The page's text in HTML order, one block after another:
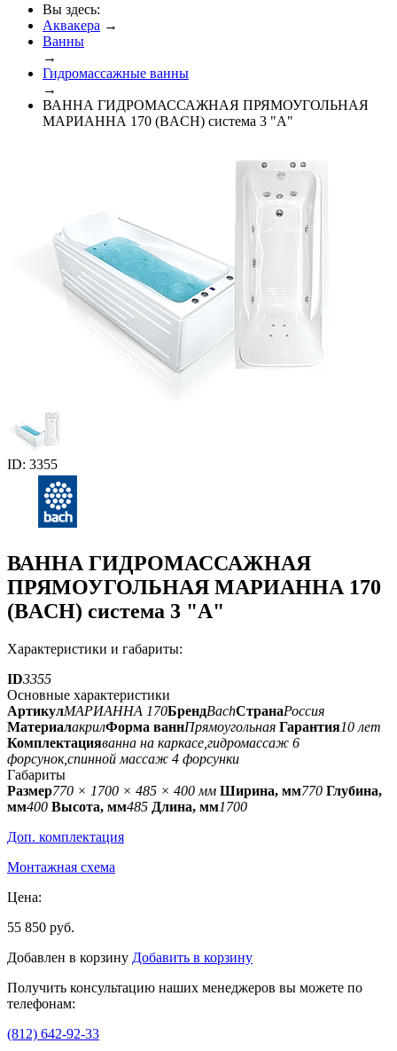
Вы здесь:
Аквакера →
Ванны
→
Гидромассажные ванны
→
ВАННА ГИДРОМАССАЖНАЯ ПРЯМОУГОЛЬНАЯ
МАРИАННА 170 (BACH) система 3 "А"
ID: 3355
ВАННА ГИДРОМАССАЖНАЯ
ПРЯМОУГОЛЬНАЯ МАРИАННА 170
(BACH) система 3 "А"
Характеристики и габариты:
ID3355
Основные характеристики
АртикулМАРИАННА 170БрендBachСтранаРоссия
МатериалакрилФорма ваннПрямоугольная Гарантия10 лет
Комплектацияванна на каркасе,гидромассаж 6
форсунок,спинной массаж 4 форсунки
Габариты
Размер770 × 1700 × 485 × 400 мм Ширина, мм770 Глубина,
мм400 Высота, мм485 Длина, мм1700
Доп. комплектация
Монтажная схема
Цена:
55 850 руб.
Добавлен в корзину Добавить в корзину
Получить консультацию наших менеджеров вы можете по
телефонам:
(812) 642-92-33